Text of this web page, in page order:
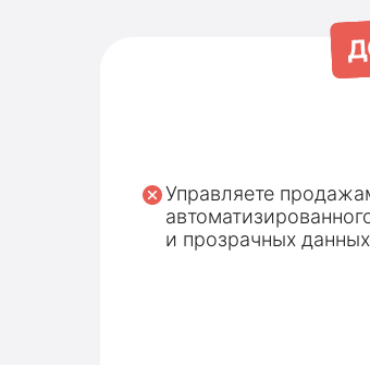
Управляете
и прозрачных данных